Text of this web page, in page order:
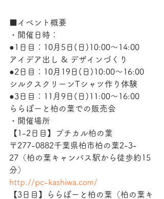
■イベント概要
・開催日時：
●1日目：10月5日(日)10:00〜14:00
アイデア出し & デザインづくり
●2日目：10月19日(日)10:00〜16:00
シルクスクリーンTシャツ作り体験
●3日目：11月9日(日)11:00〜16:00
ららぽーと柏の葉での販売会
・開催場所
【1-2日目】プチカル柏の葉
〒277-0882千葉県柏市柏の葉2-3-
27（柏の葉キャンパス駅から徒歩約15
分）
http://pc-kashiwa.com/
【3日目】ららぽーと柏の葉（柏の葉キ